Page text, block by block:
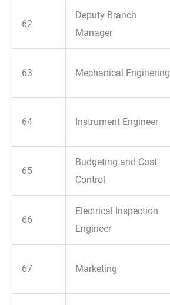
62
Deputy Branch
Manager
63 Mechanical Enginering
64 Instrument Engineer
65
Budgeting and Cost
Control
66
Electrical Inspection
Engineer
67 Marketing